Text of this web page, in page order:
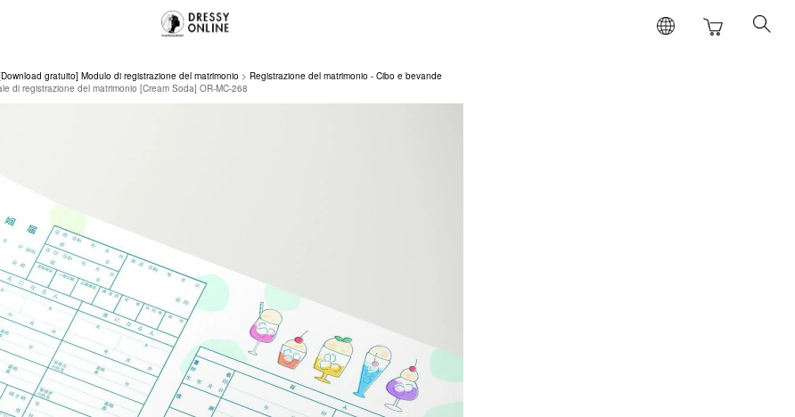
gratuito] Modulo di registrazione del matrimonio
Registrazione del matrimonio - Cibo e bevande
di registrazione del matrimonio [Cream Soda] OR-MC-268